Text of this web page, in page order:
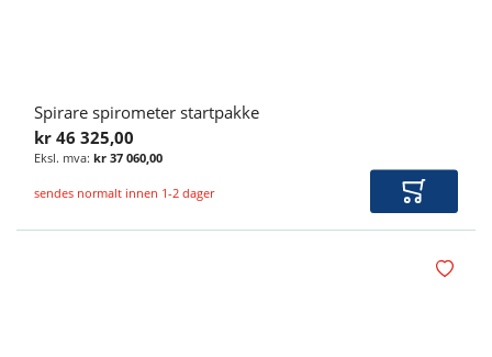
Spirare spirometer startpakke
kr 46 325,00
kr 37 060,00
sendes normalt innen 1-2 dager Legg i
Legg i